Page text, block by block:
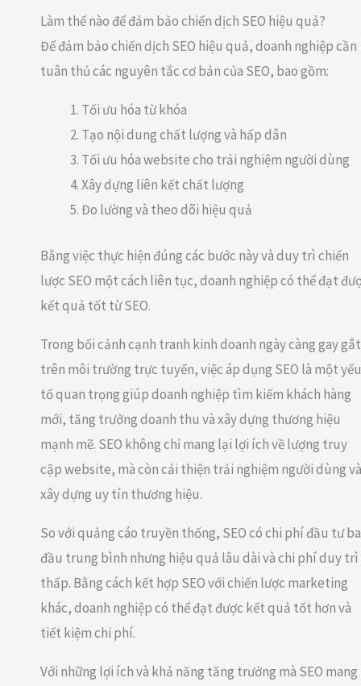
Làm thế nào để đảm bảo chiến dịch SEO hiệu quả?
Để đảm bảo chiến dịch SEO hiệu quả, doanh nghiệp cần
tuân thủ các nguyên tắc cơ bản của SEO, bao gồm:
Tối ưu hóa từ khóa
Tạo nội dung chất lượng và hấp dẫn
Tối ưu hóa website cho trải nghiệm người dùng
Xây dựng liên kết chất lượng
Đo lường và theo dõi hiệu quả
Bằng việc thực hiện đúng các bước này và duy trì chiến
lược SEO một cách liên tục, doanh nghiệp có thể đạt
kết quả tốt từ SEO.
Trong bối cảnh cạnh tranh kinh doanh ngày càng gay gắt
trên môi trường trực tuyến, việc áp dụng SEO là một yếu
tố quan trọng giúp doanh nghiệp tìm kiếm khách hàng
mới, tăng trưởng doanh thu và xây dựng thương hiệu
mạnh mẽ. SEO không chỉ mang lại lợi ích về lượng truy
cập website, mà còn cải thiện trải nghiệm người dùng và
xây dựng uy tín thương hiệu.
So với quảng cáo truyền thống, SEO có chi phí đầu tư
đầu trung bình nhưng hiệu quả lâu dài và chi phí duy trì
thấp. Bằng cách kết hợp SEO với chiến lược marketing
khác, doanh nghiệp có thể đạt được kết quả tốt hơn và
tiết kiệm chi phí.
Với những lợi ích và khả năng tăng trưởng mà SEO mang